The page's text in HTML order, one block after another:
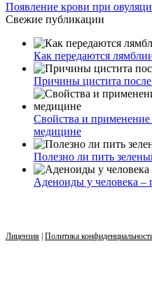
Появление крови при
Свежие публикации
Как передаются
Причины цистита
Свойства и
медицине
Полезно ли пить
Аденоиды у человека –
Лицензия Политика